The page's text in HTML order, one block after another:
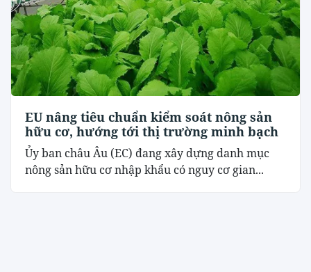
EU nâng tiêu chuẩn kiểm soát nông sản
hữu cơ, hướng tới thị trường minh bạch
Ủy ban châu Âu (EC) đang xây dựng danh mục
nông sản hữu cơ nhập khẩu có nguy cơ gian...